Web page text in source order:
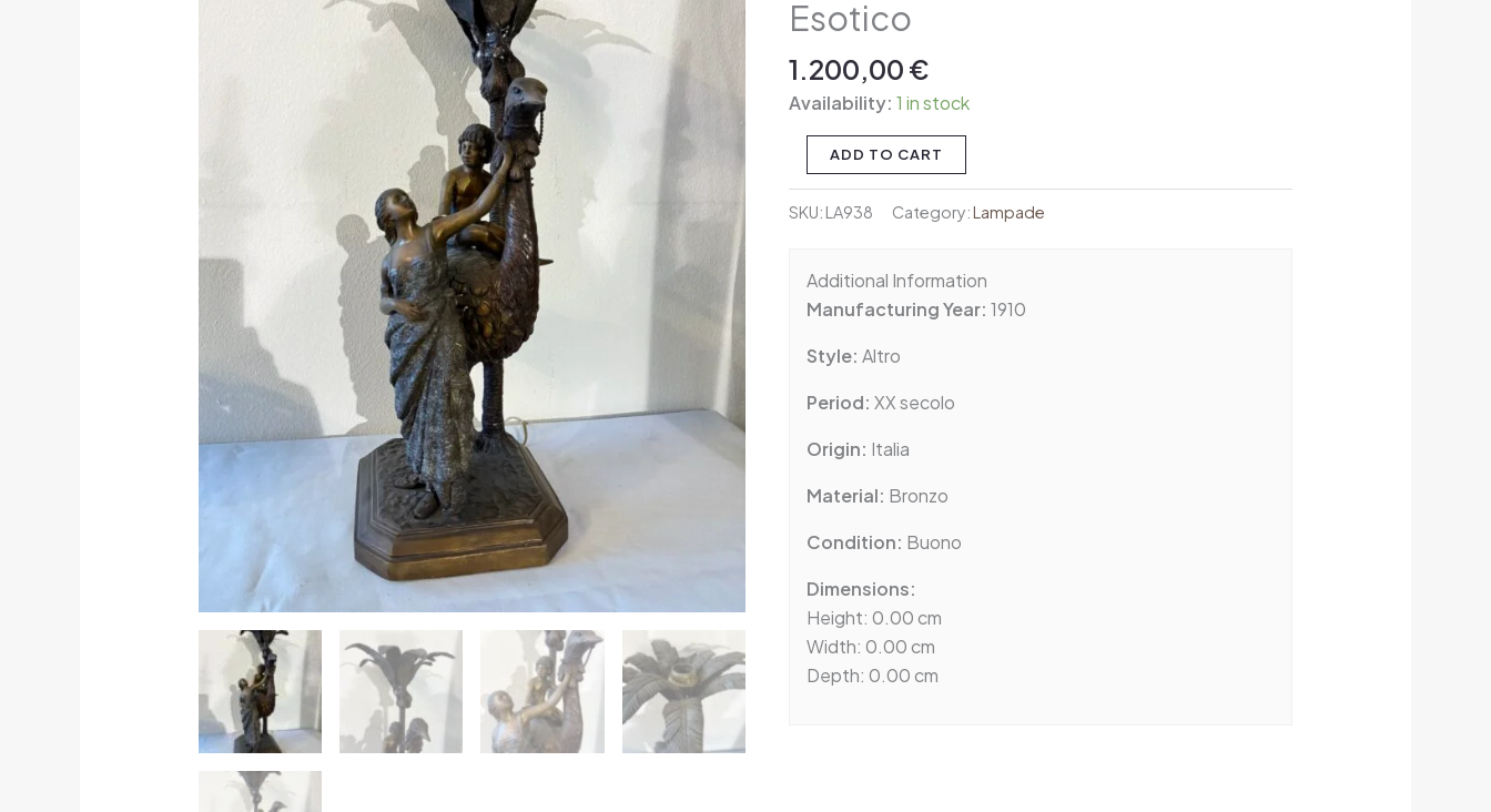
Esotico
1.200,00 €
Availability: 1 in stock
Bronzo
Orientalista
con
Esotico
quantity
ADD TO CART
SKU: LA938 Category:Lampade
Additional Information
Manufacturing Year: 1910
Style: Altro
Period: XX secolo
Origin: Italia
Material: Bronzo
Condition: Buono
Dimensions:
Height: 0.00 cm
Width: 0.00 cm
Depth: 0.00 cm